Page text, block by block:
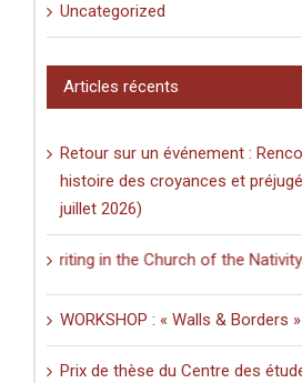
Uncategorized
Articles récents
Retour sur un événement :
histoire des croyances et
juillet 2026)
Writing in the Church of the Nativity
WORKSHOP : « Walls & Borders
Prix de thèse du Centre des